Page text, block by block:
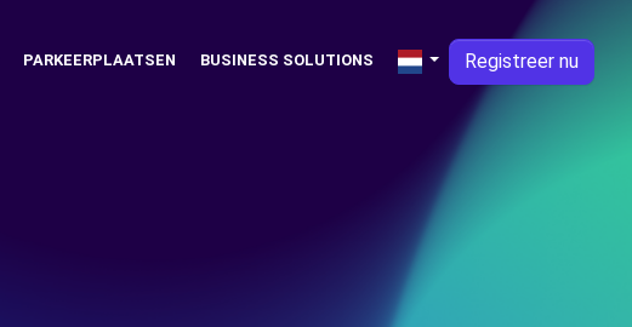
PARKEERPLAATSEN BUSINESS SOLUTIONS Registreer nu